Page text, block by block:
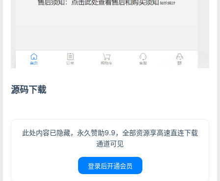
源码下载
此处内容已隐藏，永久赞助9.9，全部资源享高速直连下载
通道可见
登录后开通会员